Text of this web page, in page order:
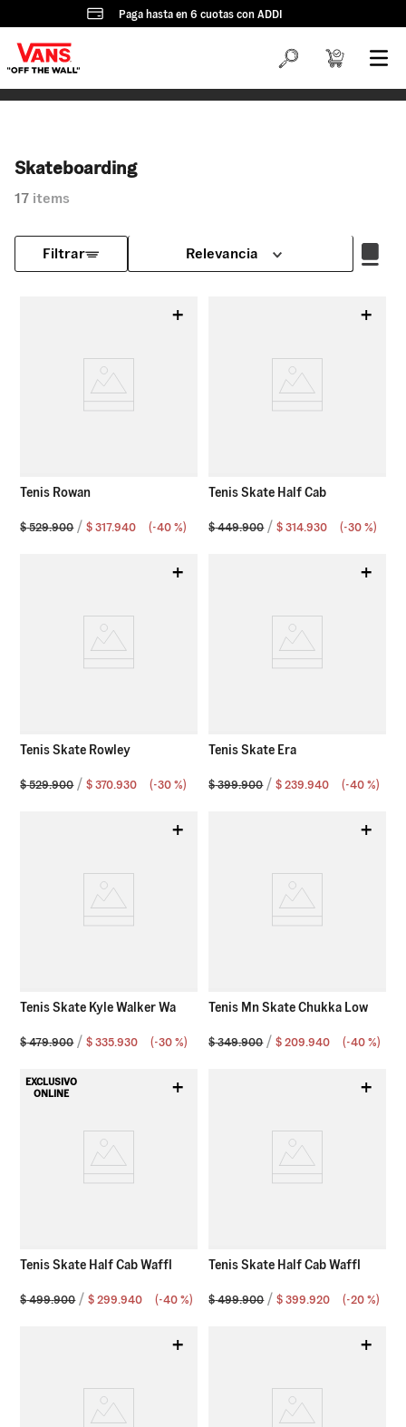
Paga hasta en 6 cuotas con ADDI
Skateboarding
17
Filtrar Relevancia
+
Tenis Rowan
$ 529.900 $ 317.940 (-40 %)
+
Tenis Skate Half Cab
$ 449.900 $ 314.930 (-30 %)
+
Tenis Skate Rowley
$ 529.900 $ 370.930 (-30 %)
+
Tenis Skate Era
$ 399.900 $ 239.940 (-40 %)
+
Tenis Skate Kyle Walker Wa
$ 479.900 $ 335.930 (-30 %)
+
Tenis Mn Skate Chukka Low
$ 349.900 $ 209.940 (-40 %)
+
Tenis Skate Half Cab Waffl
$ 499.900 $ 299.940 (-40 %)
+
Tenis Skate Half Cab Waffl
$ 499.900 $ 399.920 (-20 %)
+ +